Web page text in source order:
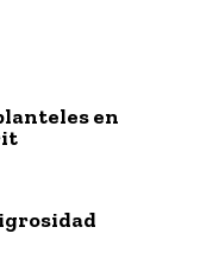
en